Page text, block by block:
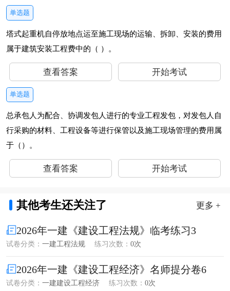
单选题
塔式起重机自停放地点运至施工现场的运输、拆卸、安装的费用
属于建筑安装工程费中的（ ）。
查看答案 开始考试
单选题
总承包人为配合、协调发包人进行的专业工程发包，对发包人自
行采购的材料、工程设备等进行保管以及施工现场管理的费用属
于（）。
查看答案 开始考试
其他考生还关注了 更多 +
2026年一建《建设工程法规》临考练习3
试卷分类： 一建工程法规 练习次数： 0次
2026年一建《建设工程经济》名师提分卷6
试卷分类： 一建建设工程经济 练习次数： 0次